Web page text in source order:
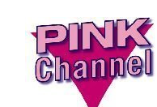
content